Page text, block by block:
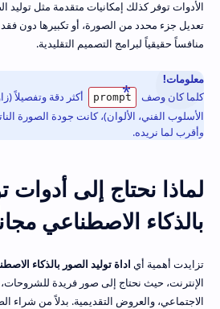
الأدوات توفر كذلك إمكانيات متقدمة مثل
تعديل جزء محدد من الصورة، أو تكبيرها دون
منافساً حقيقياً لبرامج التصميم التقليدية.
معلومات!
كلما كان وصف
prompt
أكثر دقة وتفصيلاً
الأسلوب الفني، الألوان)، كانت جودة الصورة
وأقرب لما نريده.
لماذا نحتاج إلى أدوات
بالذكاء الاصطناعي
تزايدت أهمية أي اداة توليد الصور بالذكاء
الإنترنت، حيث نحتاج إلى صور فريدة
الاجتماعي، والعروض التقديمية. بدلاً من شراء